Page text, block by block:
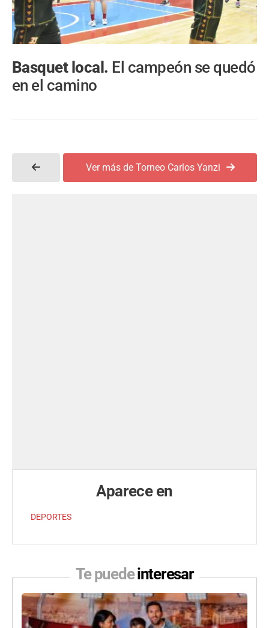
Basquet local. El campeón se quedó
en el camino
Ver más de Torneo Carlos Yanzi
Aparece en
DEPORTES
Te puedeinteresar